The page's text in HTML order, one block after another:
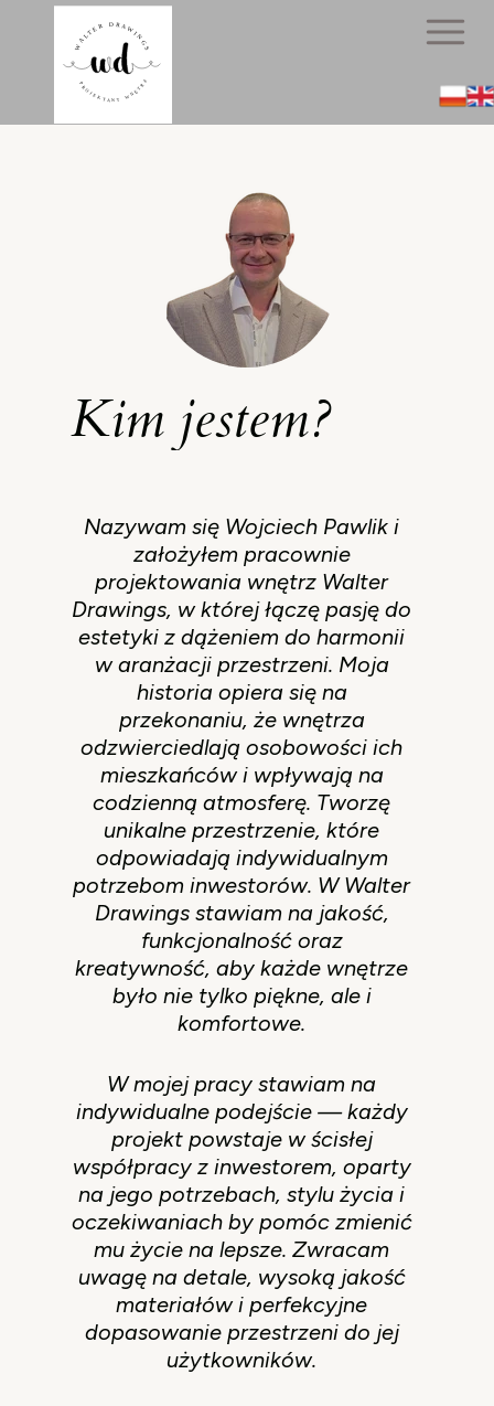
Kim jestem?
Nazywam się Wojciech Pawlik i
założyłem pracownie
projektowania wnętrz Walter
Drawings, w której łączę pasję do
estetyki z dążeniem do harmonii
w aranżacji przestrzeni. Moja
historia opiera się na
przekonaniu, że wnętrza
odzwierciedlają osobowości ich
mieszkańców i wpływają na
codzienną atmosferę. Tworzę
unikalne przestrzenie, które
odpowiadają indywidualnym
potrzebom inwestorów. W Walter
Drawings stawiam na jakość,
funkcjonalność oraz
kreatywność, aby każde wnętrze
było nie tylko piękne, ale i
komfortowe.
W mojej pracy stawiam na
indywidualne podejście — każdy
projekt powstaje w ścisłej
współpracy z inwestorem, oparty
na jego potrzebach, stylu życia i
oczekiwaniach by pomóc zmienić
mu życie na lepsze. Zwracam
uwagę na detale, wysoką jakość
materiałów i perfekcyjne
dopasowanie przestrzeni do jej
użytkowników.